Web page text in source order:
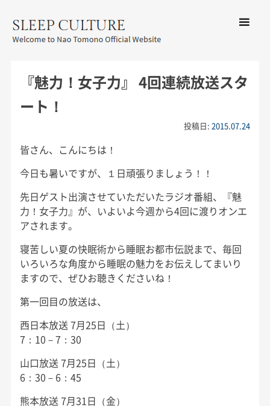
CULTURE
ュ
ツへ移動
『魅力！女子力』 4回連続放送スタ
ート！
投稿日:2015.07.24
皆さん、こんにちは！
今日も暑いですが、１日頑張りましょう！！
先日ゲスト出演させていただいたラジオ番組、『魅
力！女子力』が、いよいよ今週から4回に渡りオンエ
アされます。
寝苦しい夏の快眠術から睡眠お都市伝説まで、毎回
いろいろな角度から睡眠の魅力をお伝えしてまいり
ますので、ぜひお聴きくださいね！
第一回目の放送は、
西日本放送 7月25日（土）
7：10－7：30
山口放送 7月25日（土）
6：30－6：45
熊本放送 7月31日（金）